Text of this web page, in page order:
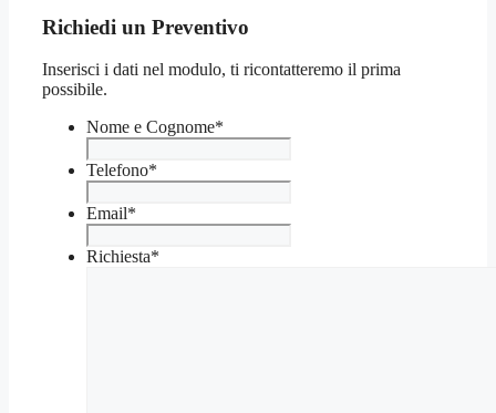
Richiedi un Preventivo
Inserisci i dati nel modulo, ti ricontatteremo il prima
possibile.
Nome e Cognome*
Telefono*
Email*
Richiesta*